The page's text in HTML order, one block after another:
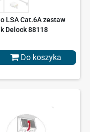
LSA Cat.6A zestaw
Delock 88118
Do koszyka